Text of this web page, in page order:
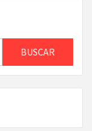
BUSCAR